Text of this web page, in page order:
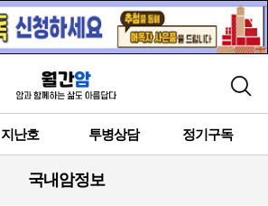
검색
지난호 투병상담 정기구독
국내암정보